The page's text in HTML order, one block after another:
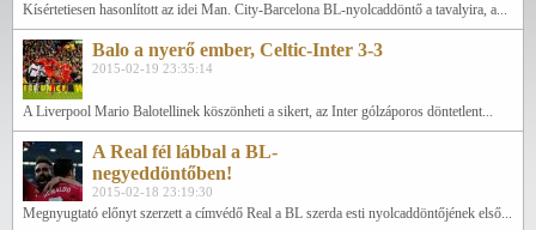
Kísértetiesen hasonlított az idei Man. City-Barcelona BL-nyolcaddöntő a tavalyira, a...
Balo a nyerő ember, Celtic-Inter 3-3
2015-02-19 23:35:14
A Liverpool Mario Balotellinek köszönheti a sikert, az Inter gólzáporos döntetlent...
A Real fél lábbal a BL-
negyeddöntőben!
2015-02-18 23:19:30
Megnyugtató előnyt szerzett a címvédő Real a BL szerda esti nyolcaddöntőjének első...